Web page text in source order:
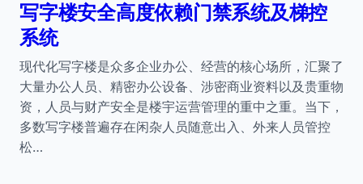
写字楼安全高度依赖门禁系统及梯控
系统
现代化写字楼是众多企业办公、经营的核心场所，汇聚了
大量办公人员、精密办公设备、涉密商业资料以及贵重物
资，人员与财产安全是楼宇运营管理的重中之重。当下，
多数写字楼普遍存在闲杂人员随意出入、外来人员管控
松…